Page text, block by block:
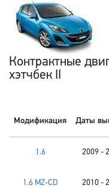
Контрактные
хэтчбек II
Модификация Даты
1.6 2009 -
1.6 MZ-CD 2010 -